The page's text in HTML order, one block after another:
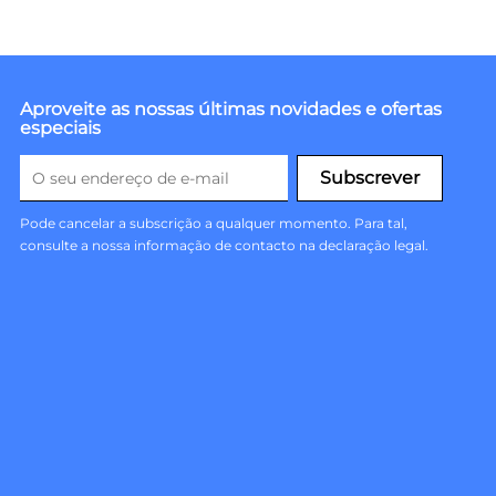
Aproveite as nossas últimas novidades e ofertas
especiais
Pode cancelar a subscrição a qualquer momento. Para tal,
consulte a nossa informação de contacto na declaração legal.